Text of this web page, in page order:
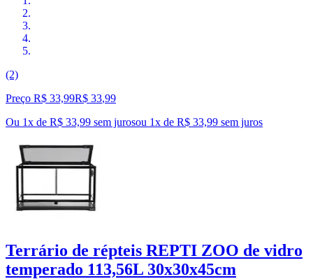
(2)
Preço R$ 33,99R$ 33,99
Ou 1x de R$ 33,99 sem jurosou 1x de R$ 33,99 sem juros
Terrário de répteis REPTI ZOO de vidro
temperado 113,56L 30x30x45cm